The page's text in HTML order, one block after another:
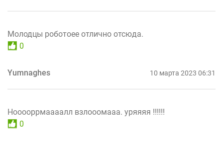
Молодцы роботоее отлично отсюда.
0
Yumnaghes 10 марта 2023 06:31
Нооооррмаааалл взлооомааа. уряяяя !!!!!!
0